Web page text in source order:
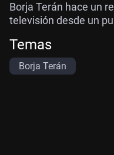
Borja Terán hace un
televisión desde un
Temas
Borja Terán